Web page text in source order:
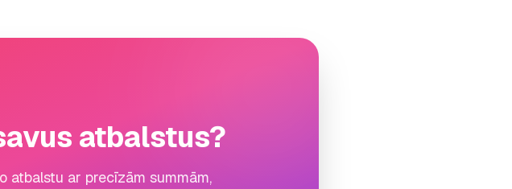
atbalstus?
atbalstu ar precīzām summām,